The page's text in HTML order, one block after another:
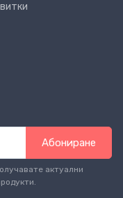
Абониране
актуални